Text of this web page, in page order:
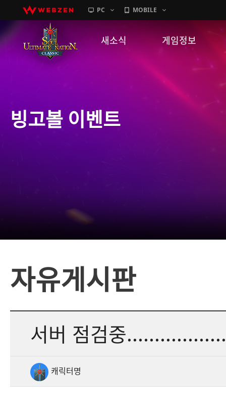
PC MOBILE
새소식
GM노트
게임정보
캐릭터소개
빙고볼 이벤트
자유게시판
서버 점검중
캐릭터명